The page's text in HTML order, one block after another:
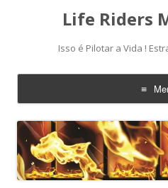
Life Riders
Isso é Pilotar a Vida !
Skip
to
content